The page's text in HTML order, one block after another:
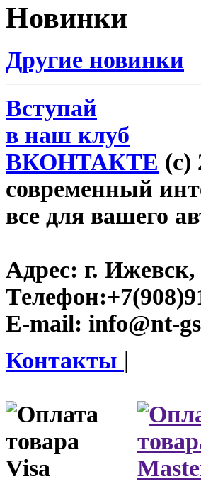
Новинки
Другие новинки
Вступай
в наш клуб
ВКОНТАКТЕ (c)
современный
все для вашего
Адрес: г.
Телефон:
E-mail: info@nt-
Контакты |